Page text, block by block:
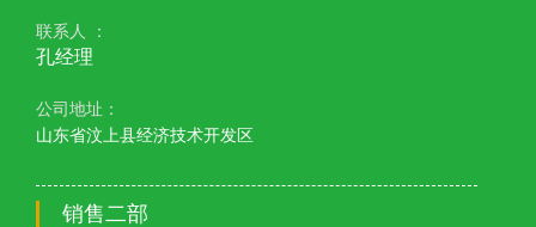
联系人 ：
孔经理
公司地址：
山东省汶上县经济技术开发区
销售二部